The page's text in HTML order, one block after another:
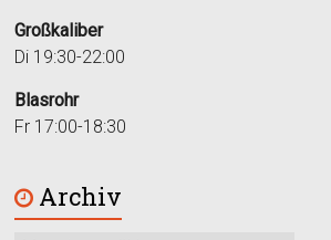
Großkaliber
Di 19:30-22:00
Blasrohr
Fr 17:00-18:30
Archiv